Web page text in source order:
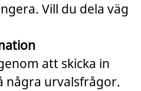
Vill du dela väg
att skicka in
några urvalsfrågor.